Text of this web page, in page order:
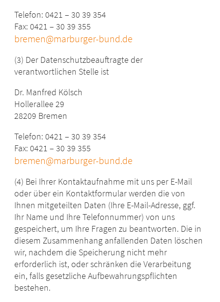
Telefon: 0421 – 30 39 354
Fax: 0421 – 30 39 355
bremen@marburger-bund.de
(3) Der Datenschutzbeauftragte der
verantwortlichen Stelle ist
Dr. Manfred Kölsch
Hollerallee 29
28209 Bremen
Telefon: 0421 – 30 39 354
Fax: 0421 – 30 39 355
bremen@marburger-bund.de
(4) Bei Ihrer Kontaktaufnahme mit uns per E-Mail
oder über ein Kontaktformular werden die von
Ihnen mitgeteilten Daten (Ihre E-Mail-Adresse, ggf.
Ihr Name und Ihre Telefonnummer) von uns
gespeichert, um Ihre Fragen zu beantworten. Die in
diesem Zusammenhang anfallenden Daten löschen
wir, nachdem die Speicherung nicht mehr
erforderlich ist, oder schränken die Verarbeitung
ein, falls gesetzliche Aufbewahrungspflichten
bestehen.